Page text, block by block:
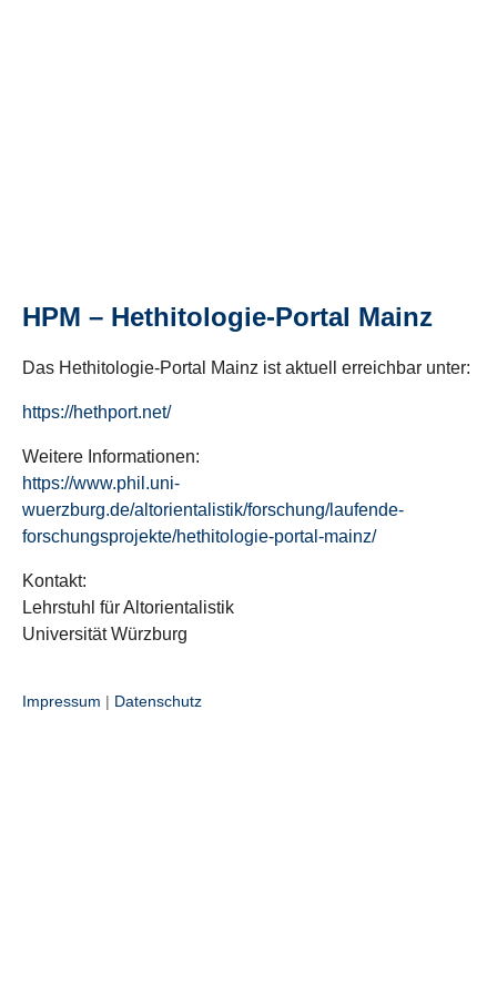
HPM – Hethitologie-Portal Mainz
Das Hethitologie-Portal Mainz ist aktuell erreichbar unter:
https://hethport.net/
Weitere Informationen:
https://www.phil.uni-
wuerzburg.de/altorientalistik/forschung/laufende-
forschungsprojekte/hethitologie-portal-mainz/
Kontakt:
Lehrstuhl für Altorientalistik
Universität Würzburg
Impressum | Datenschutz